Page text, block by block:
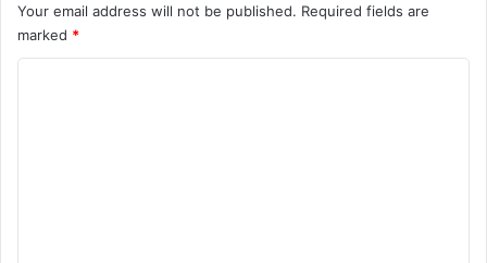
Your email address will not be published. Required fields are
marked *